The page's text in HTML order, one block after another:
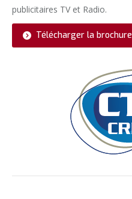
publicitaires TV et Radio.
Télécharger la brochure